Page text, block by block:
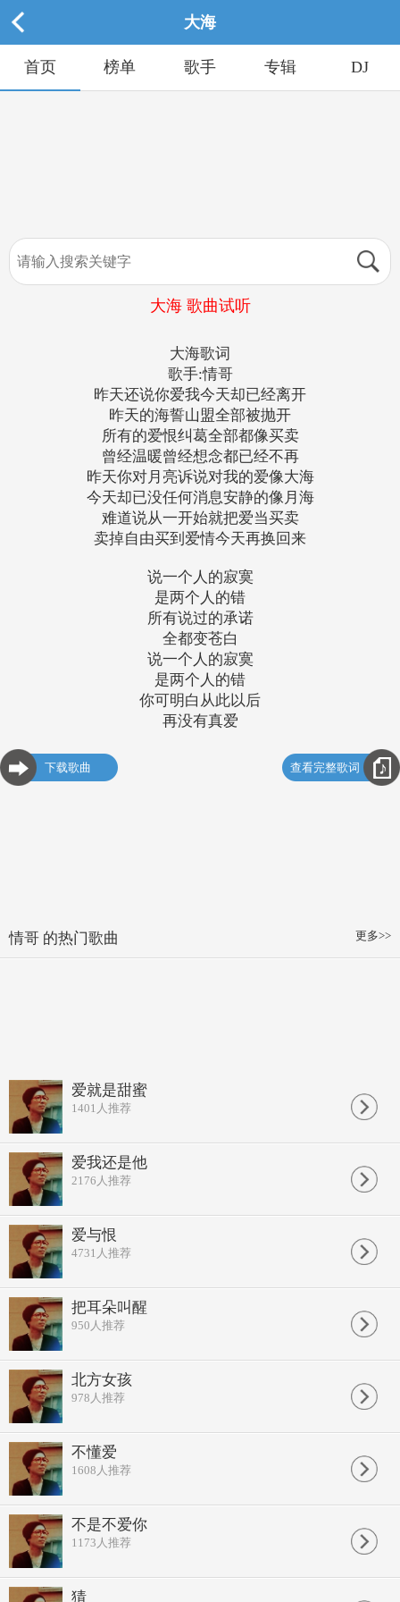
大海
首页 榜单 歌手 专辑 DJ
大海 歌曲试听
大海歌词
歌手:情哥
昨天还说你爱我今天却已经离开
昨天的海誓山盟全部被抛开
所有的爱恨纠葛全部都像买卖
曾经温暖曾经想念都已经不再
昨天你对月亮诉说对我的爱像大海
今天却已没任何消息安静的像月海
难道说从一开始就把爱当买卖
卖掉自由买到爱情今天再换回来
说一个人的寂寞
是两个人的错
所有说过的承诺
全都变苍白
说一个人的寂寞
是两个人的错
你可明白从此以后
再没有真爱
下载歌曲 查看完整歌词
更多>>
情哥 的热门歌曲
爱就是甜蜜
1401 人推荐
爱我还是他
2176 人推荐
爱与恨
4731 人推荐
把耳朵叫醒
950 人推荐
北方女孩
978 人推荐
不懂爱
1608 人推荐
不是不爱你
1173 人推荐
猜